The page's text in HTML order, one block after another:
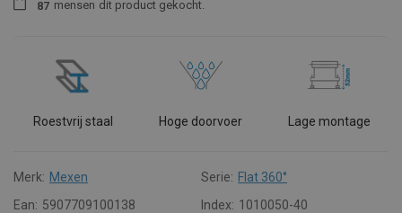
87 mensen dit product gekocht.
Roestvrij staal Hoge doorvoer Lage montage
Merk: Mexen Serie: Flat 360°
Ean: 5907709100138 Index: 1010050-40